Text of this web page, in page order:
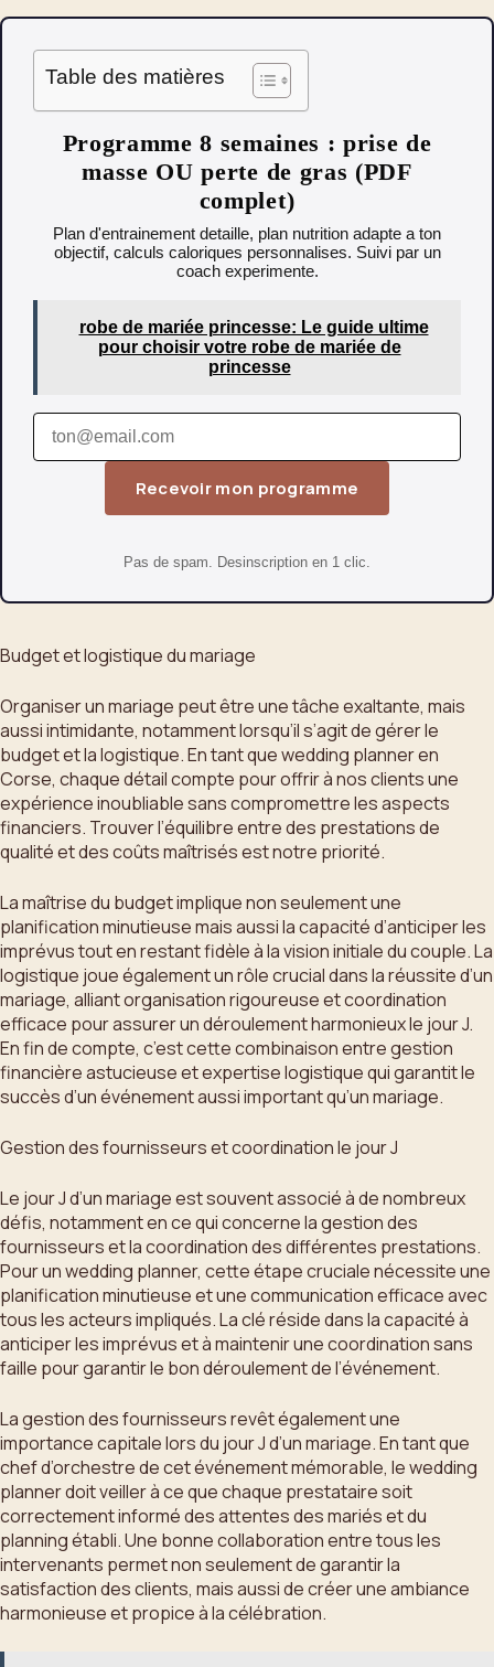
Table des matières
Programme 8 semaines : prise de
masse OU perte de gras (PDF
complet)
Plan d'entrainement detaille, plan nutrition adapte a ton
objectif, calculs caloriques personnalises. Suivi par un
coach experimente.
robe de mariée princesse: Le guide ultime
pour choisir votre robe de mariée de
princesse
Recevoir mon programme
Pas de spam. Desinscription en 1 clic.
Budget et logistique du mariage
Organiser un mariage peut être une tâche exaltante, mais
aussi intimidante, notamment lorsqu’il s’agit de gérer le
budget et la logistique. En tant que wedding planner en
Corse, chaque détail compte pour offrir à nos clients une
expérience inoubliable sans compromettre les aspects
financiers. Trouver l’équilibre entre des prestations de
qualité et des coûts maîtrisés est notre priorité.
La maîtrise du budget implique non seulement une
planification minutieuse mais aussi la capacité d’anticiper les
imprévus tout en restant fidèle à la vision initiale du couple. La
logistique joue également un rôle crucial dans la réussite d’un
mariage, alliant organisation rigoureuse et coordination
efficace pour assurer un déroulement harmonieux le jour J.
En fin de compte, c’est cette combinaison entre gestion
financière astucieuse et expertise logistique qui garantit le
succès d’un événement aussi important qu’un mariage.
Gestion des fournisseurs et coordination le jour J
Le jour J d’un mariage est souvent associé à de nombreux
défis, notamment en ce qui concerne la gestion des
fournisseurs et la coordination des différentes prestations.
Pour un wedding planner, cette étape cruciale nécessite une
planification minutieuse et une communication efficace avec
tous les acteurs impliqués. La clé réside dans la capacité à
anticiper les imprévus et à maintenir une coordination sans
faille pour garantir le bon déroulement de l’événement.
La gestion des fournisseurs revêt également une
importance capitale lors du jour J d’un mariage. En tant que
chef d’orchestre de cet événement mémorable, le wedding
planner doit veiller à ce que chaque prestataire soit
correctement informé des attentes des mariés et du
planning établi. Une bonne collaboration entre tous les
intervenants permet non seulement de garantir la
satisfaction des clients, mais aussi de créer une ambiance
harmonieuse et propice à la célébration.